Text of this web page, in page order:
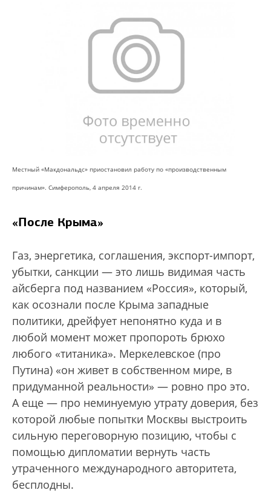
Местный «Макдональдс» приостановил работу по «производственным
причинам». Симферополь, 4 апреля 2014 г.
«После Крыма»
Газ, энергетика, соглашения, экспорт-импорт,
убытки, санкции — это лишь видимая часть
айсберга под названием «Россия», который,
как осознали после Крыма западные
политики, дрейфует непонятно куда и в
любой момент может пропороть брюхо
любого «титаника». Меркелевское (про
Путина) «он живет в собственном мире, в
придуманной реальности» — ровно про это.
А еще — про неминуемую утрату доверия, без
которой любые попытки Москвы выстроить
сильную переговорную позицию, чтобы с
помощью дипломатии вернуть часть
утраченного международного авторитета,
бесплодны.